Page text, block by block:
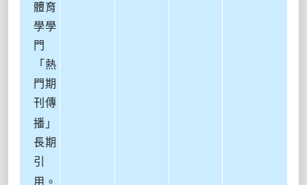
體育
學學
門
「熱
門期
刊傳
播」
長期
引
用。